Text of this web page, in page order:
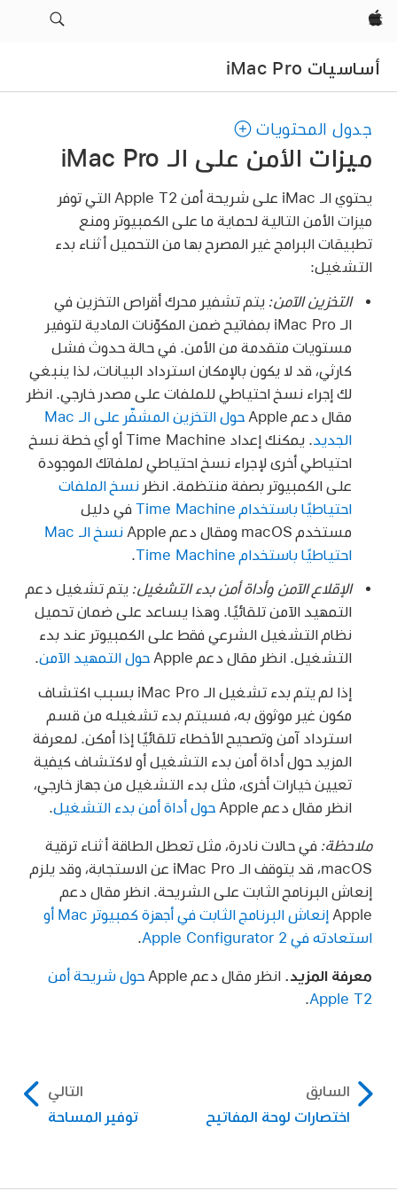
Apple‏
أساسيات iMac Pro
جدول المحتويات
ميزات الأمن على الـ iMac Pro
يحتوي الـ iMac على شريحة أمن Apple T2 التي توفر
ميزات الأمن التالية لحماية ما على الكمبيوتر ومنع
تطبيقات البرامج غير المصرح بها من التحميل أثناء بدء
التشغيل:
التخزين الآمن: يتم تشفير محرك أقراص التخزين في
الـ iMac Pro بمفاتيح ضمن المكوّنات المادية لتوفير
مستويات متقدمة من الأمن. في حالة حدوث فشل
كارثي، قد لا يكون بالإمكان استرداد البيانات، لذا ينبغي
لك إجراء نسخ احتياطي للملفات على مصدر خارجي. انظر
مقال دعم Apple
حول التخزين المشفّر على الـ Mac
الجديد
. يمكنك إعداد Time Machine أو أي خطة نسخ
احتياطي أخرى لإجراء نسخ احتياطي لملفاتك الموجودة
على الكمبيوتر بصفة منتظمة. انظرنسخ الملفات
احتياطيًا باستخدام Time Machine
في دليل
مستخدم macOS ومقال دعم Apple
نسخ الـ Mac
احتياطيًا باستخدام Time Machine
الإقلاع الآمن وأداة أمن بدء التشغيل: يتم تشغيل دعم
التمهيد الآمن تلقائيًا. وهذا يساعد على ضمان تحميل
نظام التشغيل الشرعي فقط على الكمبيوتر عند بدء
التشغيل. انظر مقال دعم Apple
حول التمهيد الآمن
إذا لم يتم بدء تشغيل الـ iMac Pro بسبب اكتشاف
مكون غير موثوق به، فسيتم بدء تشغيله من قسم
استرداد آمن وتصحيح الأخطاء تلقائيًا إذا أمكن. لمعرفة
المزيد حول أداة أمن بدء التشغيل أو لاكتشاف كيفية
تعيين خيارات أخرى، مثل بدء التشغيل من جهاز خارجي،
انظر مقال دعم Apple
حول أداة أمن بدء التشغيل
ملاحظة: في حالات نادرة، مثل تعطل الطاقة أثناء ترقية
macOS، قد يتوقف الـ iMac Pro عن الاستجابة، وقد يلزم
إنعاش البرنامج الثابت على الشريحة. انظر مقال دعم
Apple
إنعاش البرنامج الثابت في أجهزة كمبيوتر Mac أو
استعادته في Apple Configurator 2
معرفة المزيد. انظر مقال دعم Apple
حول شريحة أمن
Apple T2
السابق
اختصارات لوحة المفاتيح
التالي
توفير المساحة